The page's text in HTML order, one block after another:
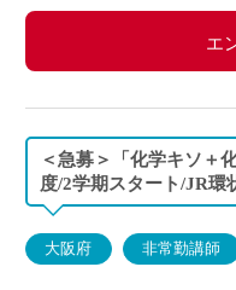
エ
＜急募＞「化学キソ＋
度/2学期スタート/JR環
大阪府 非常勤講師